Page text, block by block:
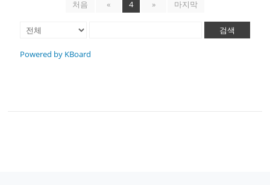
처음 « 4 » 마지막
검색
Powered by KBoard